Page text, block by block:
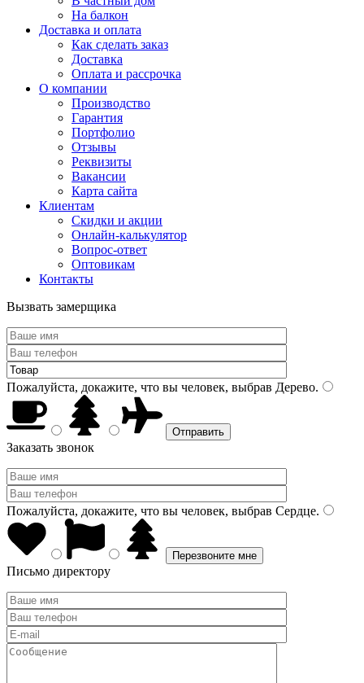
На балкон
Доставка и оплата
Как сделать заказ
Доставка
Оплата и рассрочка
О компании
Производство
Гарантия
Портфолио
Отзывы
Реквизиты
Вакансии
Карта сайта
Клиентам
Скидки и акции
Онлайн-калькулятор
Вопрос-ответ
Оптовикам
Контакты
Вызвать замерщика
Пожалуйста, докажите, что вы человек, выбрав Дерево.
Заказать звонок
Пожалуйста, докажите, что вы человек, выбрав Сердце.
Письмо директору